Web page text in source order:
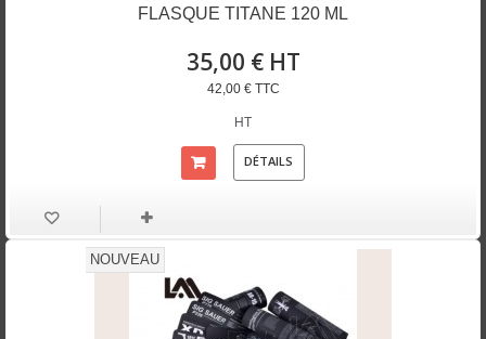
FLASQUE TITANE 120 ML
35,00 € HT
42,00 € TTC
HT
DÉTAILS
NOUVEAU